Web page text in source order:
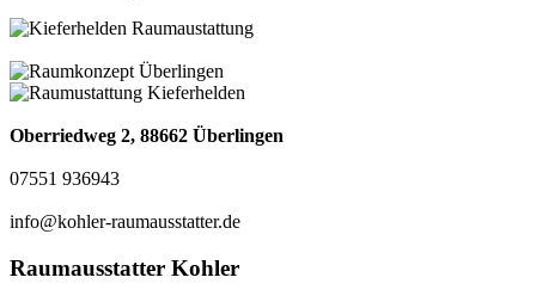
Oberriedweg 2, 88662 Überlingen
07551 936943
info@kohler-raumausstatter.de
Raumausstatter Kohler